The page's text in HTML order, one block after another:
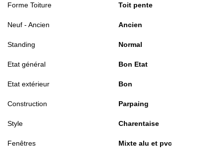
Forme Toiture Toit pente
Neuf - Ancien Ancien
Standing Normal
Etat général Bon Etat
Etat extérieur Bon
Construction Parpaing
Style Charentaise
Fenêtres Mixte alu et pvc